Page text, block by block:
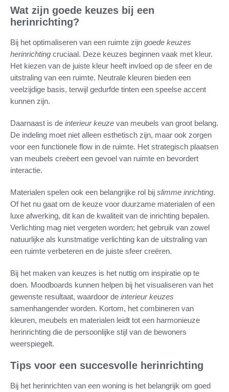
Wat zijn goede keuzes bij een
herinrichting?
Bij het optimaliseren van een ruimte zijn goede keuzes
herinrichting cruciaal. Deze keuzes beginnen vaak met kleur.
Het kiezen van de juiste kleur heeft invloed op de sfeer en de
uitstraling van een ruimte. Neutrale kleuren bieden een
veelzijdige basis, terwijl gedurfde tinten een speelse accent
kunnen zijn.
Daarnaast is de interieur keuze van meubels van groot belang.
De indeling moet niet alleen esthetisch zijn, maar ook zorgen
voor een functionele flow in de ruimte. Het strategisch plaatsen
van meubels creëert een gevoel van ruimte en bevordert
interactie.
Materialen spelen ook een belangrijke rol bij slimme inrichting.
Of het nu gaat om de keuze voor duurzame materialen of een
luxe afwerking, dit kan de kwaliteit van de inrichting bepalen.
Verlichting mag niet vergeten worden; het gebruik van zowel
natuurlijke als kunstmatige verlichting kan de uitstraling van
een ruimte verbeteren en de juiste sfeer creëren.
Bij het maken van keuzes is het nuttig om inspiratie op te
doen. Moodboards kunnen helpen bij het visualiseren van het
gewenste resultaat, waardoor de interieur keuzes
samenhangender worden. Kortom, het combineren van
kleuren, meubels en materialen leidt tot een harmonieuze
herinrichting die de persoonlijke stijl van de bewoners
weerspiegelt.
Tips voor een succesvolle herinrichting
Bij het herinrichten van een woning is het belangrijk om goed